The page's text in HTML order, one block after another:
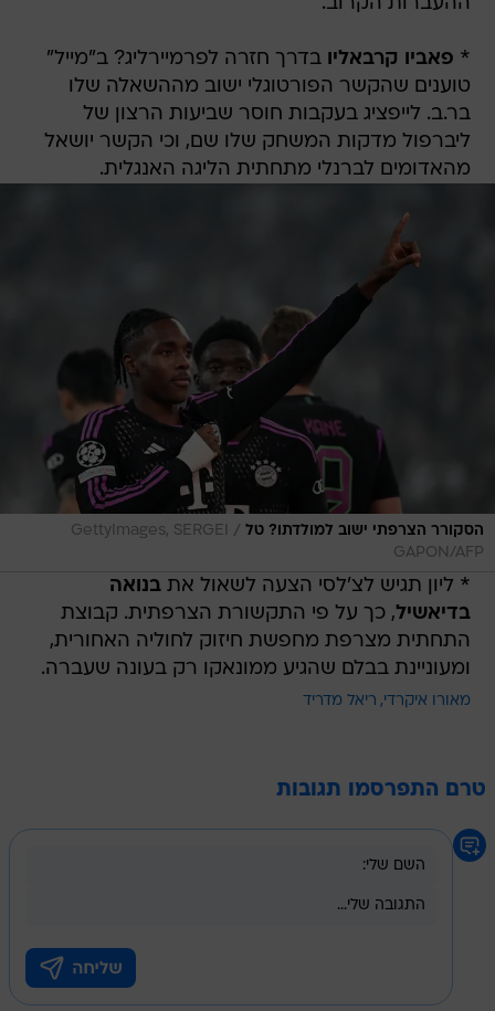
* פאביו קרבאליו בדרך חזרה לפרמיירליג? ב"מייל"
טוענים שהקשר הפורטוגלי ישוב מההשאלה שלו
בר.ב. לייפציג בעקבות חוסר שביעות הרצון של
ליברפול מדקות המשחק שלו שם, וכי הקשר יושאל
מהאדומים לברנלי מתחתית הליגה האנגלית.
הסקורר הצרפתי ישוב למולדתו? טל /
GettyImages, SERGEI
GAPON/AFP
* ליון תגיש לצ'לסי הצעה לשאול אתבנואה
בדיאשיל, כך על פי התקשורת הצרפתית. קבוצת
התחתית מצרפת מחפשת חיזוק לחוליה האחורית,
ומעוניינת בבלם שהגיע ממונאקו רק בעונה שעברה.
מאורו איקרדי ריאל מדריד
טרם התפרסמו תגובות